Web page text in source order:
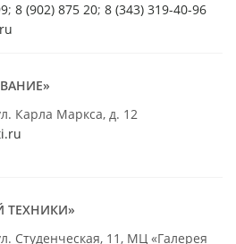
; 8 (902) 875 20; 8 (343) 319-40-96
Карла Маркса, д. 12
ТЕХНИКИ»
Студенческая, 11, МЦ «Галерея